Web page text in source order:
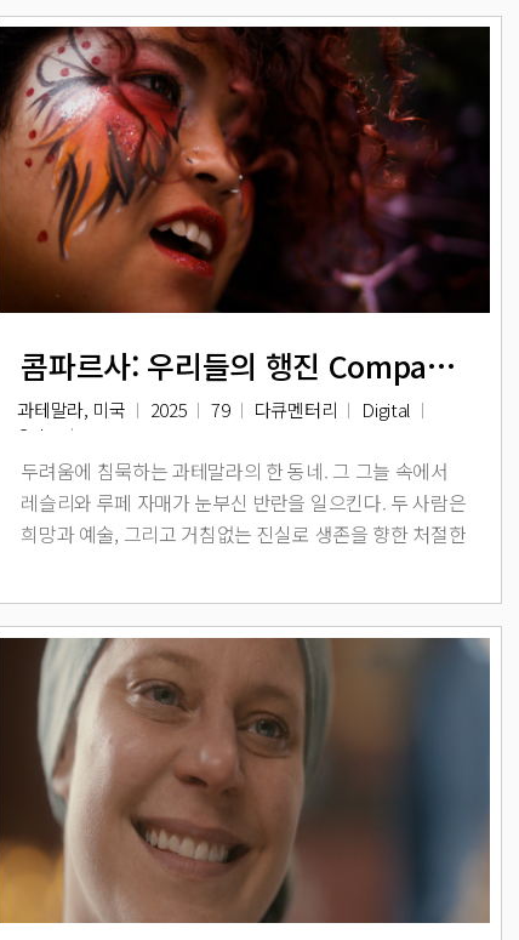
콤파르사: 우리들의 행진 Comparsa
과테말라, 미국 2025 79 다큐멘터리
Digital
Color
두려움에 침묵하는 과테말라의 한 동네. 그 그늘 속에서
레슬리와 루페 자매가 눈부신 반란을 일으킨다. 두 사람은
희망과 예술, 그리고 거침없는 진실로 생존을 향한 처절한